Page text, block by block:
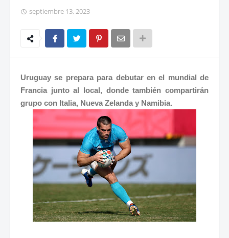
septiembre 13, 2023
Uruguay se prepara para debutar en el mundial de
Francia junto al local, donde también compartirán
grupo con Italia, Nueva Zelanda y Namibia.